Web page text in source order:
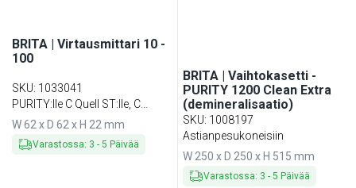
BRITA | Virtausmittari 10 -
100
SKU: 1033041
PURITY:lle C Quell ST:lle, C
Finest:lle ja C Steam:lle
W 62 x D 62 x H 22 mm
Varastossa: 3 - 5 Päivää
BRITA | Vaihtokasetti -
PURITY 1200 Clean Extra
(demineralisaatio)
SKU: 1008197
Astianpesukoneisiin
W 250 x D 250 x H 515 mm
Varastossa: 3 -5 Päivää